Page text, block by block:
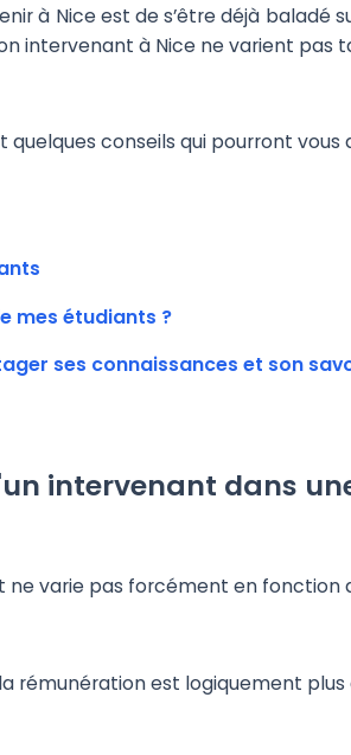
à Nice est de s’être déjà baladé
intervenant à Nice ne varient pas
quelques conseils qui pourront
mes étudiants ?
ses connaissances et son
intervenant dans
ne varie pas forcément en
rémunération est logiquement plus